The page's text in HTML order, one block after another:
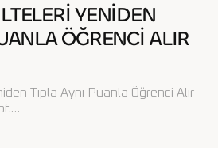
YENİDEN
ÖĞRENCİ ALIR
Tıpla Aynı Puanla Öğrenci Alır